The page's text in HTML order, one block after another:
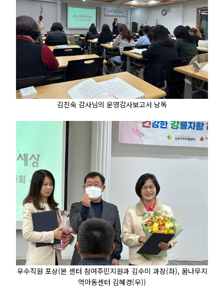
김진숙 감사님의 운영감사보고서 낭독
우수직원 포상(본 센터 참여주민지원과 김수미 과장(좌), 꿈나무지
역아동센터 김혜경(우))